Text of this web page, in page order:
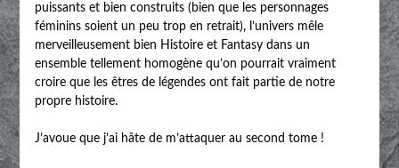
puissants et bien construits (bien que les personnages
féminins soient un peu trop en retrait), l’univers mêle
merveilleusement bien Histoire et Fantasy dans un
ensemble tellement homogène qu’on pourrait vraiment
croire que les êtres de légendes ont fait partie de notre
propre histoire.
J’avoue que j’ai hâte de m’attaquer au second tome !